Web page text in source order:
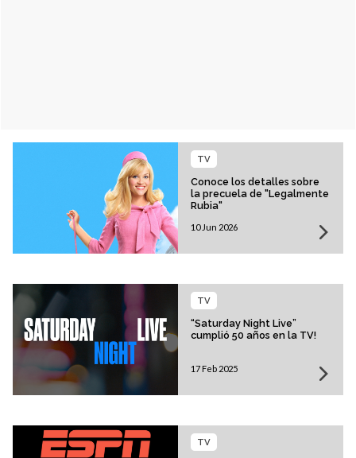
Conoce los detalles sobre
la precuela de "Legalmente
Rubia"
TV
10 Jun 2026
“Saturday Night Live”
cumplió 50 años en la TV!
TV
17 Feb 2025
TV